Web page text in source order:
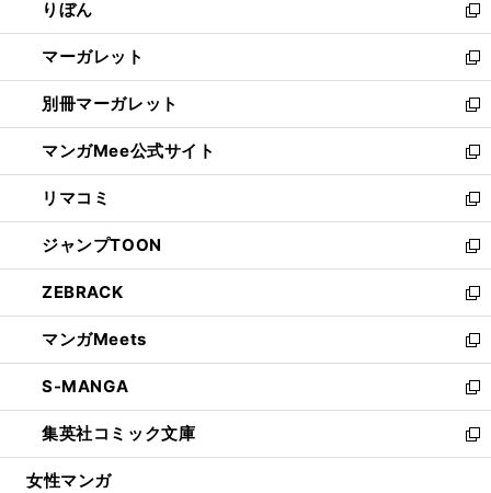
く
で
開
く
ド
ウ
で
開
く
ィ
ン
ド
ウ
で
開
く
りぼん
新
し
い
ウ
ィ
ン
ド
ウ
で
開
く
マーガレット
新
し
い
ウ
ィ
ン
ド
ウ
で
開
く
別冊マーガレット
新
し
い
ウ
ィ
ン
ド
ウ
で
開
く
マンガMee公式サイト
新
し
い
ウ
ィ
ン
ド
ウ
で
開
く
リマコミ
新
し
い
ウ
ィ
ン
ド
ウ
で
開
く
ジャンプTOON
新
し
い
ウ
ィ
ン
ド
ウ
で
開
ZEBRACK
新
し
い
ウ
ィ
ン
ド
ウ
マンガMeets
新
し
い
ウ
ィ
ン
S-MANGA
新
し
い
ウ
集英社コミック文庫
新
し
女性マンガ